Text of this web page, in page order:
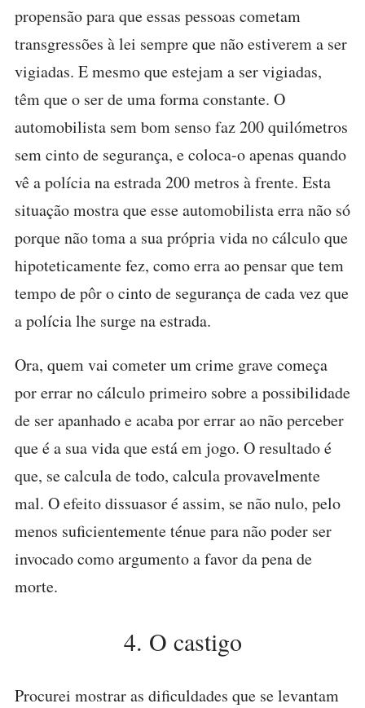
propensão para que essas pessoas cometam
transgressões à lei sempre que não estiverem a ser
vigiadas. E mesmo que estejam a ser vigiadas,
têm que o ser de uma forma constante. O
automobilista sem bom senso faz 200 quilómetros
sem cinto de segurança, e coloca-o apenas quando
vê a polícia na estrada 200 metros à frente. Esta
situação mostra que esse automobilista erra não só
porque não toma a sua própria vida no cálculo que
hipoteticamente fez, como erra ao pensar que tem
tempo de pôr o cinto de segurança de cada vez que
a polícia lhe surge na estrada.
Ora, quem vai cometer um crime grave começa
por errar no cálculo primeiro sobre a possibilidade
de ser apanhado e acaba por errar ao não perceber
que é a sua vida que está em jogo. O resultado é
que, se calcula de todo, calcula provavelmente
mal. O efeito dissuasor é assim, se não nulo, pelo
menos suficientemente ténue para não poder ser
invocado como argumento a favor da pena de
morte.
4. O castigo
Procurei mostrar as dificuldades que se levantam